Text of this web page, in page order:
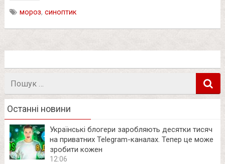
мороз, синоптик
Останні новини
Українські блогери заробляють десятки тисяч
на приватних Telegram-каналах. Тепер це може
зробити кожен
12:06